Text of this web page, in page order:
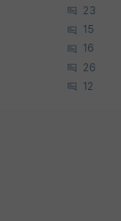
23
15
16
26
12